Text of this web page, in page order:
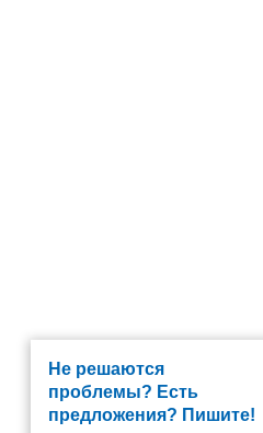
Не решаются
проблемы? Есть
предложения? Пишите!